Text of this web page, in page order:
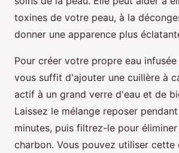
toxines de votre peau, à la
donner une apparence plus
Pour créer votre propre eau
vous suffit d'ajouter une cuillère à
actif à un grand verre d'eau et de
Laissez le mélange reposer
minutes, puis filtrez-le pour
charbon. Vous pouvez utiliser cette